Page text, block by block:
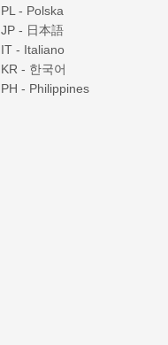
PL - Polska
JP - 日本語
IT - Italiano
KR - 한국어
PH - Philippines